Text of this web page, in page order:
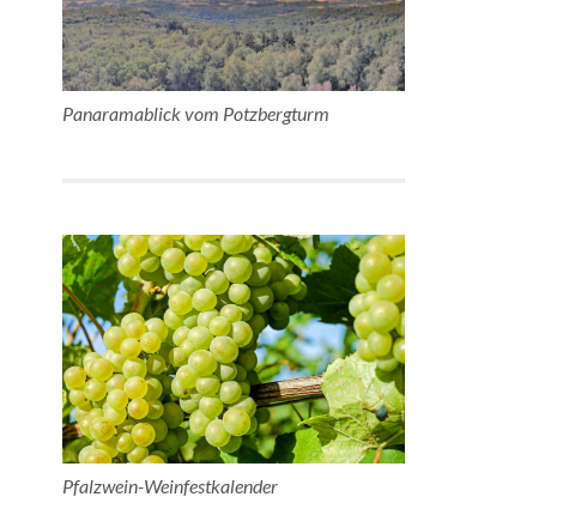
Panaramablick vom Potzbergturm
Pfalzwein-Weinfestkalender